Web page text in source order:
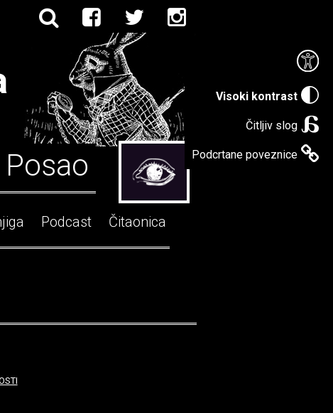
Visoki kontrast
Čitljiv slog
Podcrtane poveznice
Posao
Podcast Čitaonica